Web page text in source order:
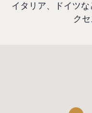
イタリア、ドイツな
ク